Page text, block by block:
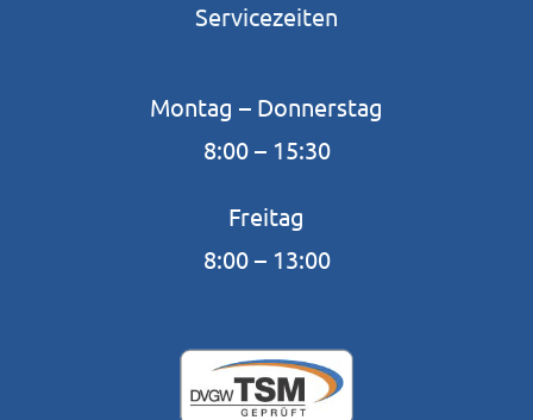
Servicezeiten
Montag – Donnerstag
8:00 – 15:30
Freitag
8:00 – 13:00